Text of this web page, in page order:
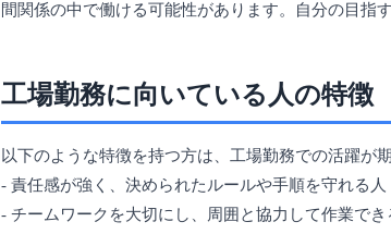
間関係の中で働ける可能性があります。自分の目指
工場勤務に向いている人の特徴
以下のような特徴を持つ方は、工場勤務での活躍が
- 責任感が強く、決められたルールや手順を守れる人
- チームワークを大切にし、周囲と協力して作業でき